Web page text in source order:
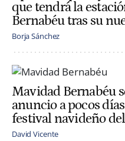
que tendrá la
Bernabéu tras su
Borja Sánchez
Mavidad Bernabéu
anuncio a pocos
festival navideño
David Vicente